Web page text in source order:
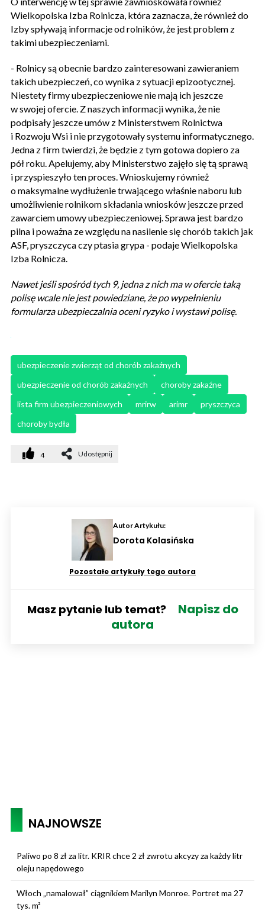
Wielkopolska Izba Rolnicza, która zaznacza, że również do
Izby spływają informacje od rolników, że jest problem z
takimi ubezpieczeniami.
- Rolnicy są obecnie bardzo zainteresowani zawieraniem
takich ubezpieczeń, co wynika z sytuacji epizootycznej.
Niestety firmy ubezpieczeniowe nie mają ich jeszcze
w swojej ofercie. Z naszych informacji wynika, że nie
podpisały jeszcze umów z Ministerstwem Rolnictwa
i Rozwoju Wsi i nie przygotowały systemu informatycznego.
Jedna z firm twierdzi, że będzie z tym gotowa dopiero za
pół roku. Apelujemy, aby Ministerstwo zajęło się tą sprawą
i przyspieszyło ten proces. Wnioskujemy również
o maksymalne wydłużenie trwającego właśnie naboru lub
umożliwienie rolnikom składania wniosków jeszcze przed
zawarciem umowy ubezpieczeniowej. Sprawa jest bardzo
pilna i poważna ze względu na nasilenie się chorób takich jak
ASF, pryszczyca czy ptasia grypa - podaje Wielkopolska
Izba Rolnicza.
Nawet jeśli spośród tych 9, jedna z nich ma w ofercie taką
polisę wcale nie jest powiedziane, że po wypełnieniu
formularza ubezpieczalnia oceni ryzyko i wystawi polisę.
ubezpieczenie zwierząt od chorób zakaźnych
ubezpieczenie od chorób zakaźnych
choroby zakaźne
lista firm ubezpieczeniowych
mrirw arimr
pryszczyca
choroby bydła
4 Udostępnij
Autor Artykułu:
Dorota Kolasińska
Pozostałe artykuły tego autora
Masz pytanie lub temat?
Napisz do
autora
NAJNOWSZE
Paliwo po 8 zł za litr. KRIR chce 2 zł zwrotu akcyzy za każdy litr
oleju napędowego
Włoch „namalował” ciągnikiem Marilyn Monroe. Portret ma 27
tys. m²